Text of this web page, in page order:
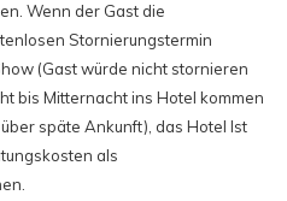
Wenn der Gast die
Stornierungstermin
(Gast würde nicht stornieren
bis Mitternacht ins Hotel kommen
späte Ankunft), das Hotel Ist
als